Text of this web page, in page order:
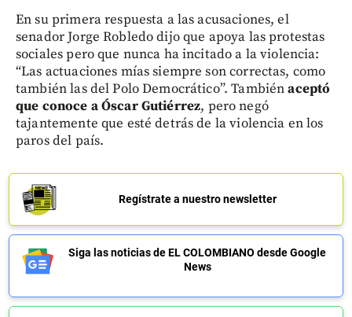
En su primera respuesta a las acusaciones, el
senador Jorge Robledo dijo que apoya las protestas
sociales pero que nunca ha incitado a la violencia:
“Las actuaciones mías siempre son correctas, como
también las del Polo Democrático”. Tambiénaceptó
que conoce a Óscar Gutiérrez, pero negó
tajantemente que esté detrás de la violencia en los
paros del país.
Regístrate a nuestro newsletter
Siga las noticias de EL COLOMBIANO desde Google
News